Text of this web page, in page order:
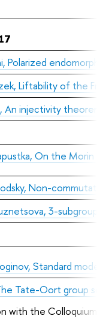
Polarized
Liftability of the
An injectivity theorem
On the Morin
Non-
3-subgroups
Standard
Tate-Oort group
with the Colloquium